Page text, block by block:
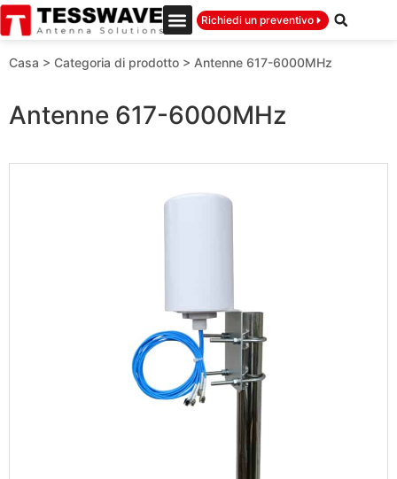
Richiedi un preventivo
Casa > Categoria di prodotto > Antenne 617-6000MHz
Antenne 617-6000MHz